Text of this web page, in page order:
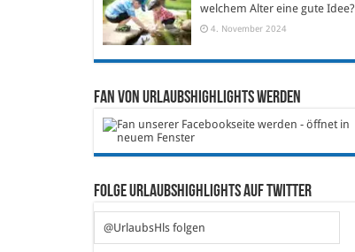
welchem Alter eine gute Idee?
4. November 2024
Fan von Urlaubshighlights werden
Folge Urlaubshighlights auf Twitter
@UrlaubsHls folgen